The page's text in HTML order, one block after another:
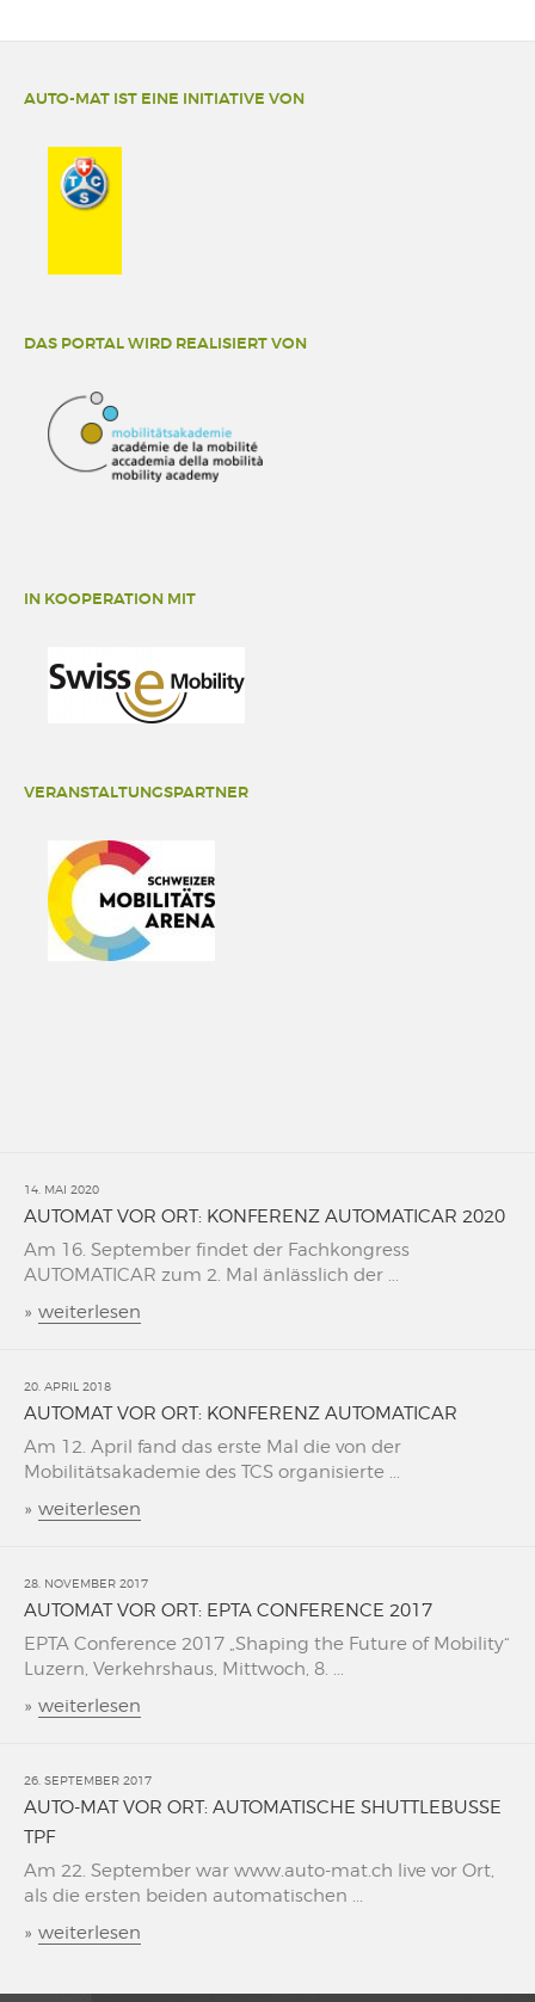
AUTO-MAT IST EINE INITIATIVE VON
DAS PORTAL WIRD REALISIERT VON
IN KOOPERATION MIT
VERANSTALTUNGSPARTNER
14. MAI 2020
AUTOMAT VOR ORT: KONFERENZ AUTOMATICAR 2020
Am 16. September findet der Fachkongress
AUTOMATICAR zum 2. Mal änlässlich der ...
» weiterlesen
20. APRIL 2018
AUTOMAT VOR ORT: KONFERENZ AUTOMATICAR
Am 12. April fand das erste Mal die von der
Mobilitätsakademie des TCS organisierte ...
» weiterlesen
28. NOVEMBER 2017
AUTOMAT VOR ORT: EPTA CONFERENCE 2017
EPTA Conference 2017 „Shaping the Future of Mobility“
Luzern, Verkehrshaus, Mittwoch, 8. ...
» weiterlesen
26. SEPTEMBER 2017
AUTO-MAT VOR ORT: AUTOMATISCHE SHUTTLEBUSSE
TPF
Am 22. September war www.auto-mat.ch live vor Ort,
als die ersten beiden automatischen ...
» weiterlesen